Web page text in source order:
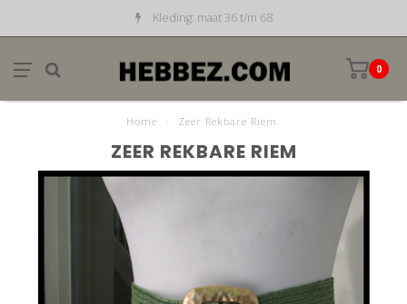
Kleding: maat 36 t/m 68
0
Home Zeer Rekbare Riem
ZEER REKBARE RIEM